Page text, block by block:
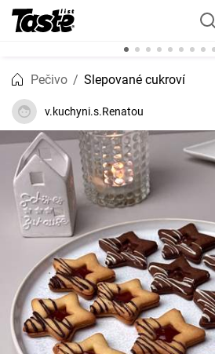
Pečivo Slepované cukroví
v.kuchyni.s.Renatou